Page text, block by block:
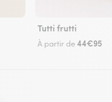
Tutti frutti
À partir de44€95